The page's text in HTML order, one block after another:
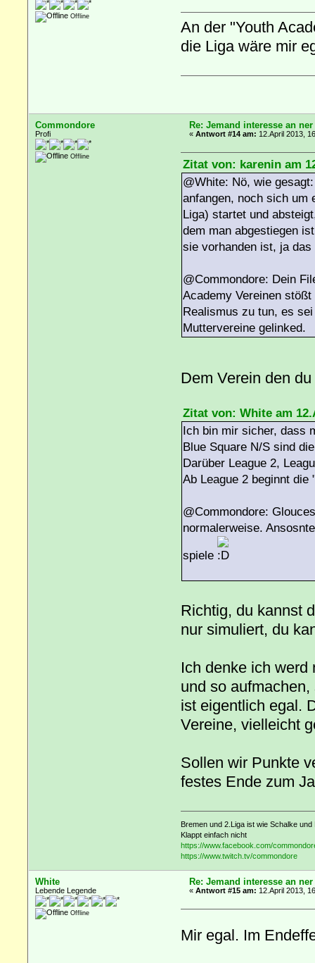
Offline
An der "Youth
die Liga wäre mir
Commondore
Profi
Offline
Re: Jemand interesse an
«Antwort #14 am: 12.April 2013,
Zitat von: karenin am
@White: Nö, wie
anfangen, noch sich um
Liga) startet und
dem man abgestiegen
sie vorhanden ist, ja das
@Commondore: Dein
Academy Vereinen
Realismus zu tun, es
Muttervereine gelinked.
Dem Verein den
Zitat von: White am
Ich bin mir sicher, dass
Blue Square N/S sind
Darüber League 2,
Ab League 2 beginnt
@Commondore:
normalerweise.
spiele
Richtig, du kannst
nur simuliert, du
Ich denke ich werd
und so
ist eigentlich egal.
Vereine, vielleicht
Sollen wir Punkte
festes Ende zum
Bremen und 2.Liga ist wie Schalke
Klappt einfach nicht
https://www.facebook.com/
https://www.twitch.tv/commondore
White
Lebende Legende
Offline
Re: Jemand interesse an
«Antwort #15 am: 12.April 2013,
Mir egal. Im